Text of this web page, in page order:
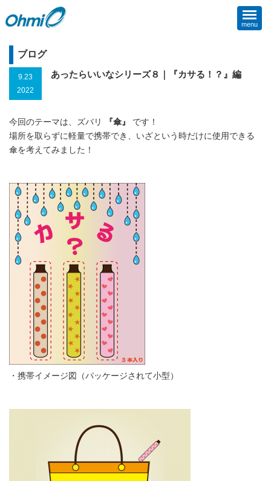
menu
ブログ
9.23
2022
あったらいいなシリーズ８｜『カサる！？』編
今回のテーマは、ズバリ 『傘』
です！
場所を取らずに軽量で携帯でき、いざという時だけに使用できる
傘を考えてみました！
・携帯イメージ図（パッケージされて小型）